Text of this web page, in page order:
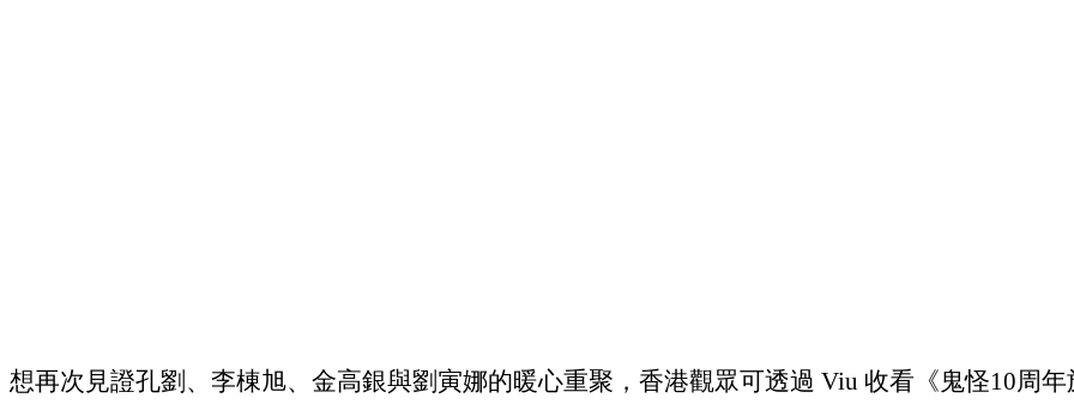
想再次見證孔劉、李棟旭、金高銀與劉寅娜的暖心重聚，香港觀眾可透過 Viu 收看《鬼怪10周年